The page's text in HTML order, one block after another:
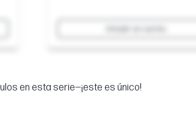
en esta serie—¡este es único!